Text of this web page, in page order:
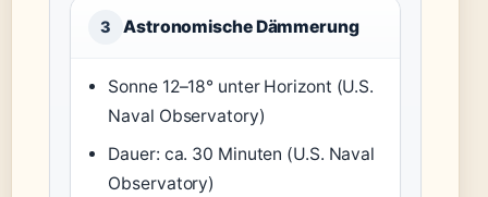
3 Astronomische Dämmerung
Sonne 12–18° unter Horizont (U.S.
Naval Observatory)
Dauer: ca. 30 Minuten (U.S. Naval
Observatory)